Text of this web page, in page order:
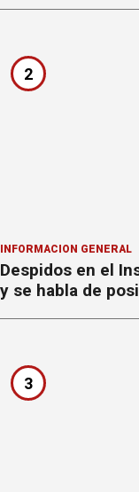
2
INFORMACION GENERAL
Despidos en el
y se habla de
3